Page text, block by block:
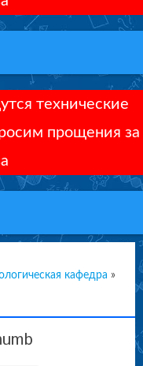
технические
прощения за
кафедра »